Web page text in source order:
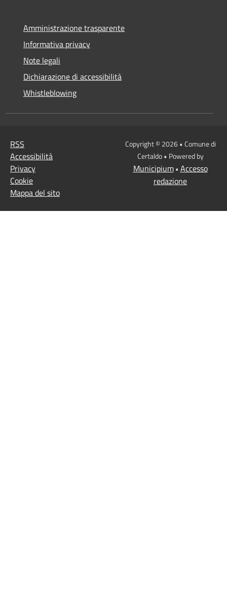
Amministrazione trasparente
Informativa privacy
Note legali
Dichiarazione di accessibilità
Whistleblowing
RSS
Accessibilità
Privacy
Cookie
Mappa del sito
Copyright © 2026 • Comune di
Certaldo • Powered by
Municipium• Accesso
redazione